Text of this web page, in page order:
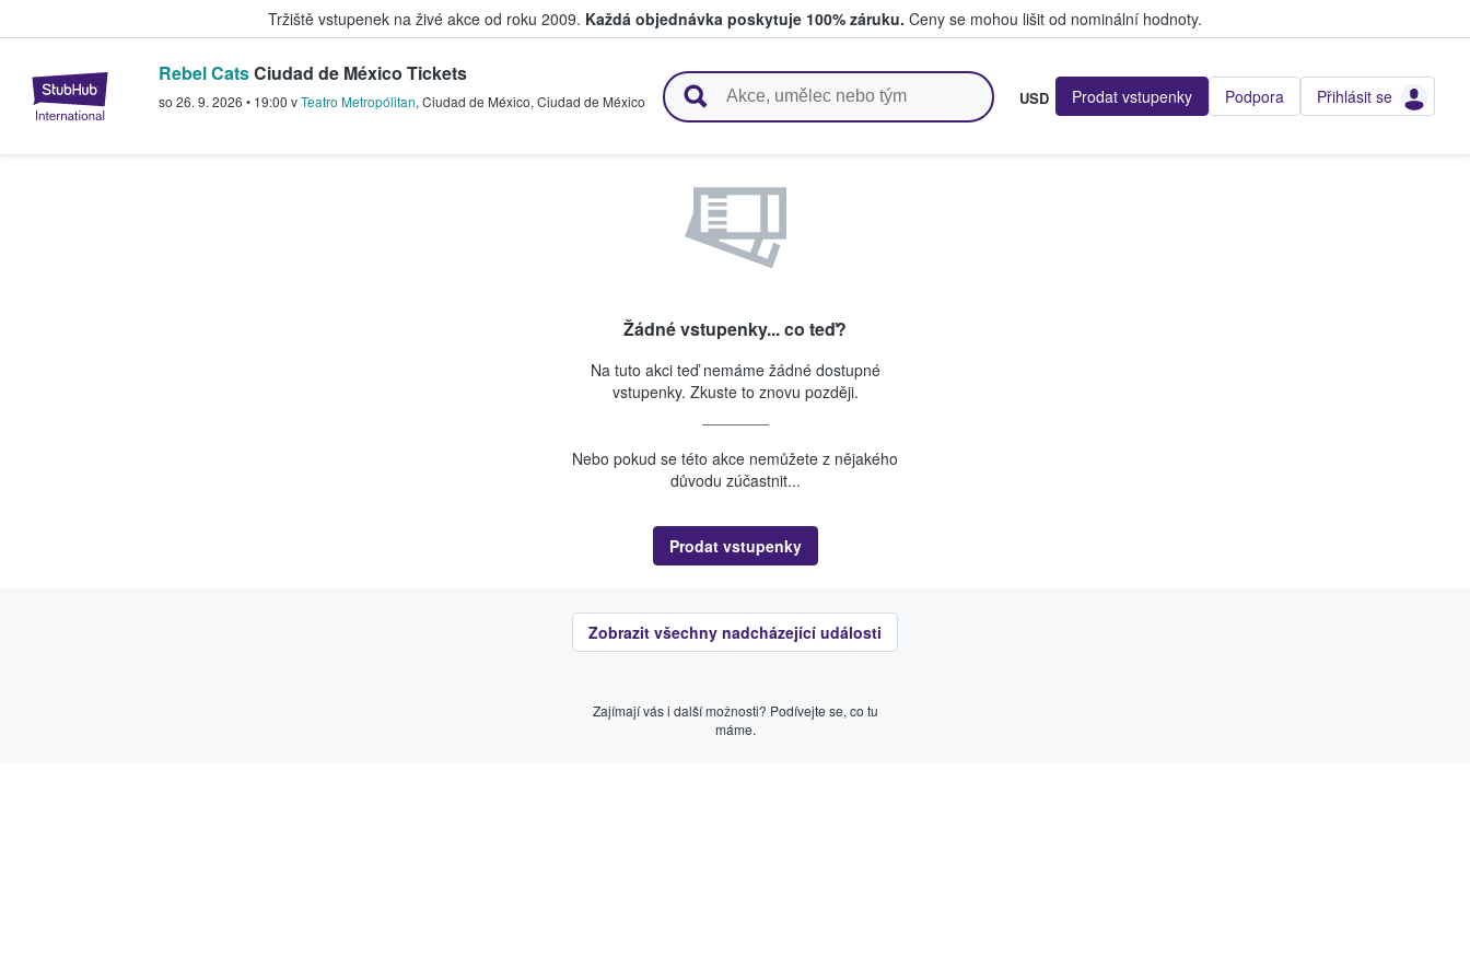
Tržiště vstupenek na živé akce od roku 2009. Každá objednávka poskytuje 100% záruku. Ceny se mohou lišit od nominální hodnoty.
StubHub – Místo, kde fanoušci kupují a prodávají vstupenky
Rebel CatsCiudad de México Tickets
so 26. 9. 2026 • 19:00 vTeatro Metropólitan, Ciudad de México, Ciudad de México USD Prodat vstupenky Podpora Přihlásit se
Žádné vstupenky... co teď?
Na tuto akci teď nemáme žádné dostupné
vstupenky. Zkuste to znovu později.
Nebo pokud se této akce nemůžete z nějakého
důvodu zúčastnit...
Prodat vstupenky
Zobrazit všechny nadcházející události
Zajímají vás i další možnosti? Podívejte se, co tu
máme.